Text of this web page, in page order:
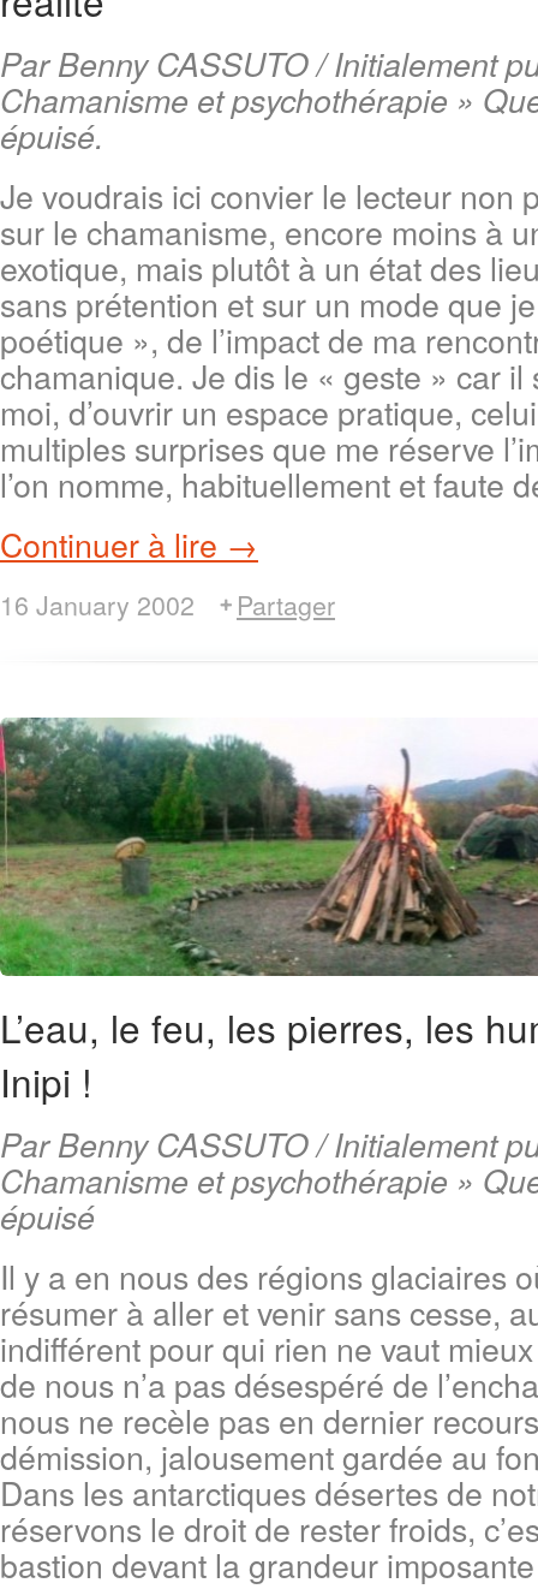
Par Benny CASSUTO / Initialement
Chamanisme et psychothérapie »
épuisé.
Je voudrais ici convier le lecteur non
sur le chamanisme, encore moins à
exotique, mais plutôt à un état des
sans prétention et sur un mode que
poétique », de l’impact de ma
chamanique. Je dis le « geste » car il
moi, d’ouvrir un espace pratique,
multiples surprises que me réserve
l’on nomme, habituellement et faute
Continuer à lire →
16 January 2002 Partager
L’eau, le feu, les pierres, les
Inipi !
Par Benny CASSUTO / Initialement
Chamanisme et psychothérapie »
épuisé
Il y a en nous des régions glaciaires
résumer à aller et venir sans cesse,
indifférent pour qui rien ne vaut
de nous n’a pas désespéré de
nous ne recèle pas en dernier
démission, jalousement gardée au
Dans les antarctiques désertes de
réservons le droit de rester froids,
bastion devant la grandeur